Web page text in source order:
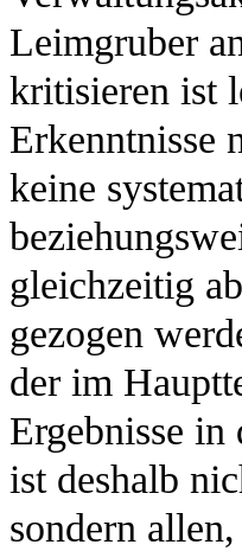
Leimgruber
kritisieren ist
Erkenntnisse
keine
gleichzeitig
gezogen
der im
Ergebnisse
ist deshalb
sondern